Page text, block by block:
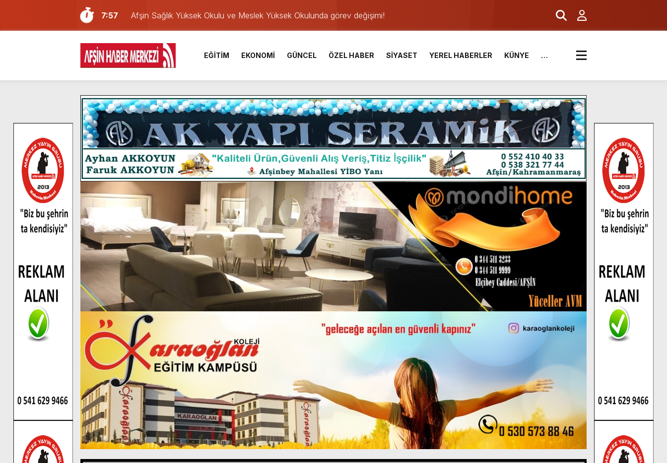
7:57
Afşin Sağlık Yüksek Okulu ve Meslek Yüksek Okulunda görev değişimi!
6:31
Onikişubat Belediyesi’nin Üniversite Hazırlık Kursu başvurularında son gün 7 Ağustos.
16:10
Uluslararası Bisiklet Yarışması’nda En Zorlu Etap Tamamlandı.
13:27
NOTER ONAYLI TYP LİSTESİ YAYINLANDI.
11:22
KAFUM Fuar Alanı Bulut ve Yavuz’un Ezgileriyle Şenlendi.
8:06
Afşinli bir hemşehrimizin de olduğu Filistin Konvoyu, güçlenerek ilerliyor.
14:05
Madrigal, Perşembe Günü KAFUM’da Sahne Alacak.
7:39
KEDİNİZ Mİ VAR?
7:27
Cumhurbaşkanı Erdoğan, Ayser Çalık Ortaokulu Şehitlerinin Aileleriyle Bir Araya Geldi.
8:58
GÖZYAŞI RAHMETTİR
EĞİTİM EKONOMİ GÜNCEL ÖZEL HABER SİYASET YEREL HABERLER KÜNYE …